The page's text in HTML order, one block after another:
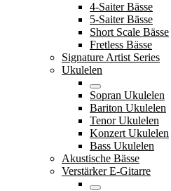
4-Saiter Bässe
5-Saiter Bässe
Short Scale Bässe
Fretless Bässe
Signature Artist Series
Ukulelen
Sopran Ukulelen
Bariton Ukulelen
Tenor Ukulelen
Konzert Ukulelen
Bass Ukulelen
Akustische Bässe
Verstärker E-Gitarre